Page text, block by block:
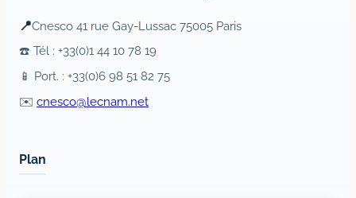
📍Cnesco 41 rue Gay-Lussac 75005 Paris
☎️ Tél : +33(0)1 44 10 78 19
📱 Port. : +33(0)6 98 51 82 75
✉️ cnesco@lecnam.net
Plan